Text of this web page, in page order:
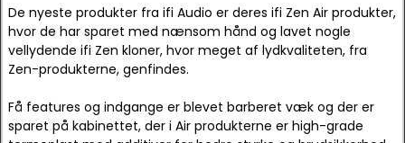
De nyeste produkter fra ifi Audio er deres ifi Zen Air produkter,
hvor de har sparet med nænsom hånd og lavet nogle
vellydende ifi Zen kloner, hvor meget af lydkvaliteten, fra
Zen-produkterne, genfindes.
Få features og indgange er blevet barberet væk og der er
sparet på kabinettet, der i Air produkterne er high-grade